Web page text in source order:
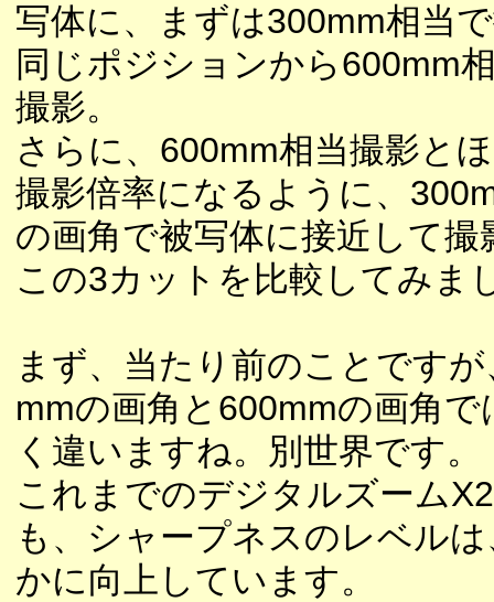
写体に、まずは300mm相当
同じポジションから600mm
撮影。
さらに、600mm相当撮影と
撮影倍率になるように、
の画角で被写体に接近して撮
この3カットを比較してみま
まず、当たり前のことです
mmの画角と600mmの画角で
く違いますね。別世界です。
これまでのデジタルズーム
も、シャープネスのレベル
かに向上しています。